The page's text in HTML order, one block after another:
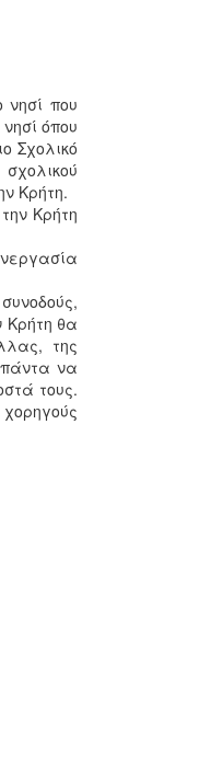
που
όπου
Σχολικό
Κρήτη.
Κρήτη
Κρήτη θα
της
να
τους.